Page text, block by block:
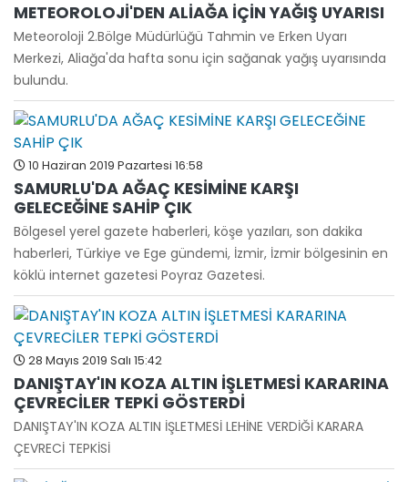
METEOROLOJİ'DEN ALİAĞA İÇİN YAĞIŞ UYARISI
Meteoroloji 2.Bölge Müdürlüğü Tahmin ve Erken Uyarı
Merkezi, Aliağa'da hafta sonu için sağanak yağış uyarısında
bulundu.
10 Haziran 2019 Pazartesi 16:58
SAMURLU'DA AĞAÇ KESİMİNE KARŞI
GELECEĞİNE SAHİP ÇIK
Bölgesel yerel gazete haberleri, köşe yazıları, son dakika
haberleri, Türkiye ve Ege gündemi, İzmir, İzmir bölgesinin en
köklü internet gazetesi Poyraz Gazetesi.
28 Mayıs 2019 Salı 15:42
DANIŞTAY'IN KOZA ALTIN İŞLETMESİ KARARINA
ÇEVRECİLER TEPKİ GÖSTERDİ
DANIŞTAY'IN KOZA ALTIN İŞLETMESİ LEHİNE VERDİĞİ KARARA
ÇEVRECİ TEPKİSİ